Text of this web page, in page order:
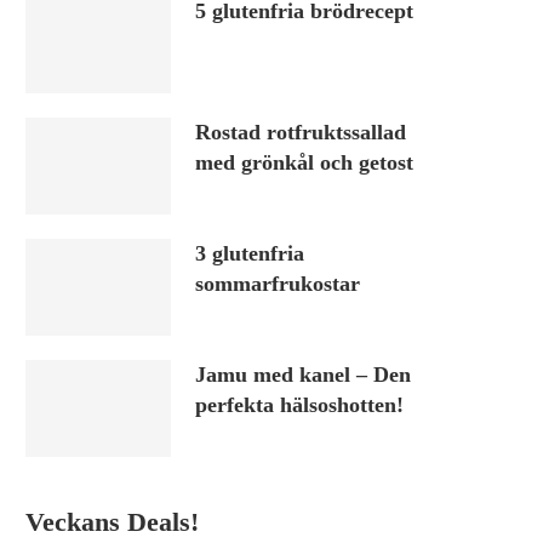
5 glutenfria brödrecept
Rostad rotfruktssallad
med grönkål och getost
3 glutenfria
sommarfrukostar
Jamu med kanel – Den
perfekta hälsoshotten!
Veckans Deals!